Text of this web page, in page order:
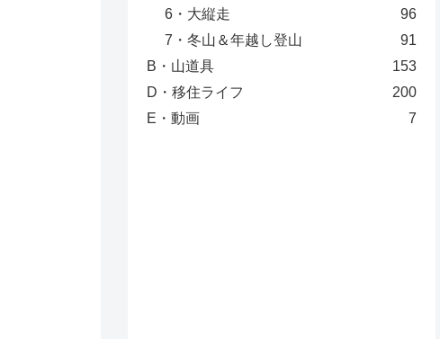
6・大縦走
96
7・冬山＆年越し登山
91
B・山道具
153
D・移住ライフ
200
E・動画
7